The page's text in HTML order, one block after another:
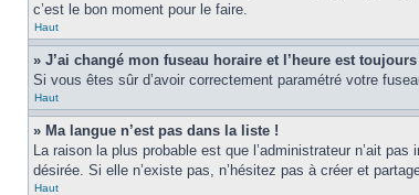
c’est le bon moment pour le faire.
Haut
» J’ai changé mon fuseau horaire et l’heure est
Si vous êtes sûr d’avoir correctement paramétré votre
Haut
» Ma langue n’est pas dans la liste !
La raison la plus probable est que l’administrateur n’ait
désirée. Si elle n’existe pas, n’hésitez pas à créer et
Haut